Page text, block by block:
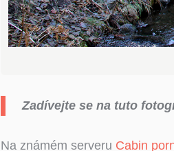
Zadívejte se na tuto
Na známém serveru Cabin